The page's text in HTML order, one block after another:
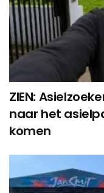
ZIEN:
naar het
komen